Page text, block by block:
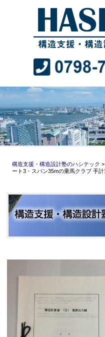
構造支援・構造設計塾のハシテック >
ート3・スパン35mの乗馬クラブ 手